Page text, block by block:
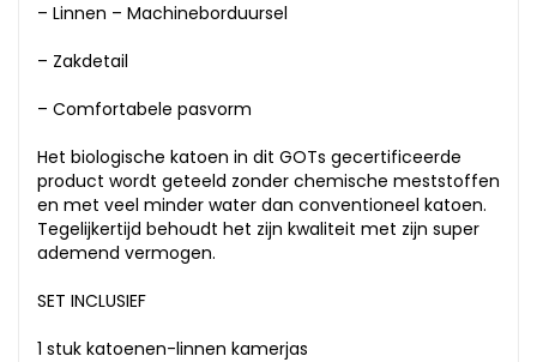
– Linnen – Machineborduursel
– Zakdetail
– Comfortabele pasvorm
Het biologische katoen in dit GOTs gecertificeerde
product wordt geteeld zonder chemische meststoffen
en met veel minder water dan conventioneel katoen.
Tegelijkertijd behoudt het zijn kwaliteit met zijn super
ademend vermogen.
SET INCLUSIEF
1 stuk katoenen-linnen kamerjas